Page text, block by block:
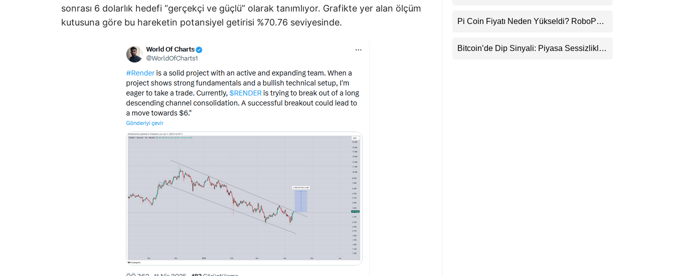
LinkedIn
Telegram
sonrası 6 dolarlık hedefi “gerçekçi ve güçlü” olarak tanımlıyor. Grafikte yer alan ölçüm
kutusuna göre bu hareketin potansiyel getirisi %70.76 seviyesinde.
Pi Coin Fiyatı Neden Yükseldi? RoboPay
Destekledi
Bitcoin’de Dip Sinyali: Piyasa Sessizlikle